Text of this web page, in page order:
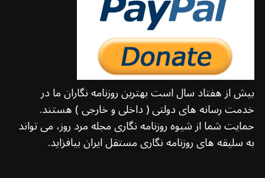
بیش از هفتاد سال است بهترین روزنامه نگاران ما در
خدمت رسانه های دولتی ( داخلی و خارجی ) هستند.
حمایت شما از شیوه روزنامه نگاری مجله مرد روز، می تواند
به سلیقه های روزنامه نگاری مستقل ایران بیافزاید.